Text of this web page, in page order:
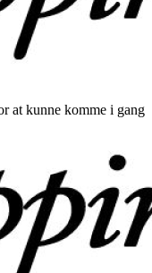
at kunne komme i gang